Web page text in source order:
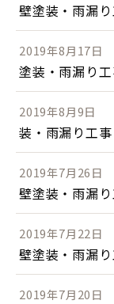
壁塗装・雨漏り
2019年8月17日
塗装・雨漏り工
2019年8月9日
装・雨漏り工事
2019年7月26日
壁塗装・雨漏り
2019年7月22日
壁塗装・雨漏り
2019年7月20日